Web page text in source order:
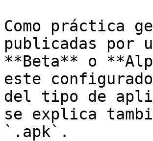
Como práctica
publicadas por
**Beta** o
este
del tipo de
se explica
`.apk`.